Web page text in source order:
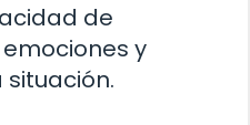
de
y